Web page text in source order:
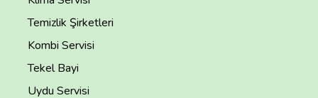
Temizlik Şirketleri
Kombi Servisi
Tekel Bayi
Uydu Servisi